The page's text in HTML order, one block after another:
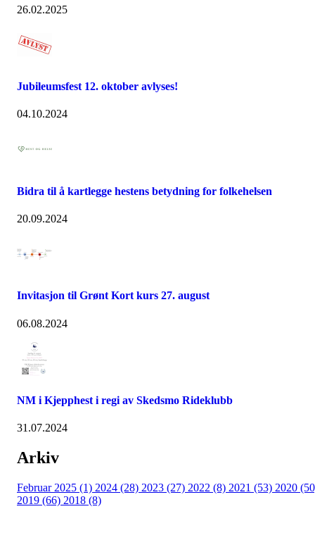
26.02.2025
Jubileumsfest 12. oktober avlyses!
04.10.2024
Bidra til å kartlegge hestens betydning for folkehelsen
20.09.2024
Invitasjon til Grønt Kort kurs 27. august
06.08.2024
NM i Kjepphest i regi av Skedsmo Rideklubb
31.07.2024
Arkiv
Februar 2025 (1) 2024 (28) 2023 (27) 2022 (8) 2021 (53) 2020
2019 (66) 2018 (8)